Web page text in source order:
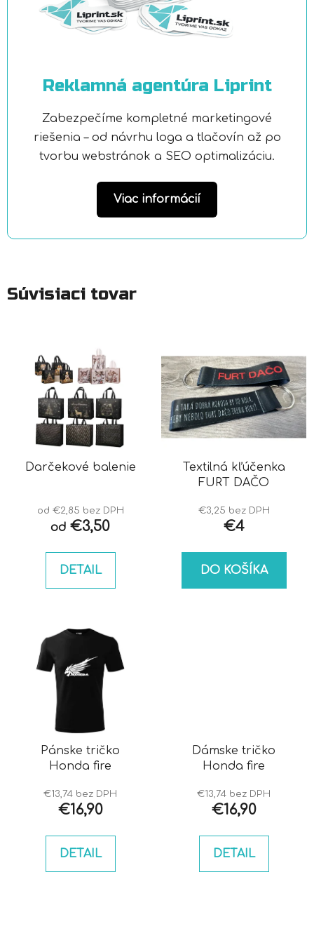
Reklamná agentúra Liprint
Zabezpečíme kompletné marketingové
riešenia – od návrhu loga a tlačovín až po
tvorbu webstránok a SEO optimalizáciu.
Viac informácií
Súvisiaci tovar
Darčekové balenie
od €2,85 bez DPH
od €3,50
DETAIL
Textilná kľúčenka
FURT DAČO
€3,25 bez DPH
€4
DO KOŠÍKA
Pánske tričko
Honda fire
€13,74 bez DPH
€16,90
DETAIL
Dámske tričko
Honda fire
€13,74 bez DPH
€16,90
DETAIL